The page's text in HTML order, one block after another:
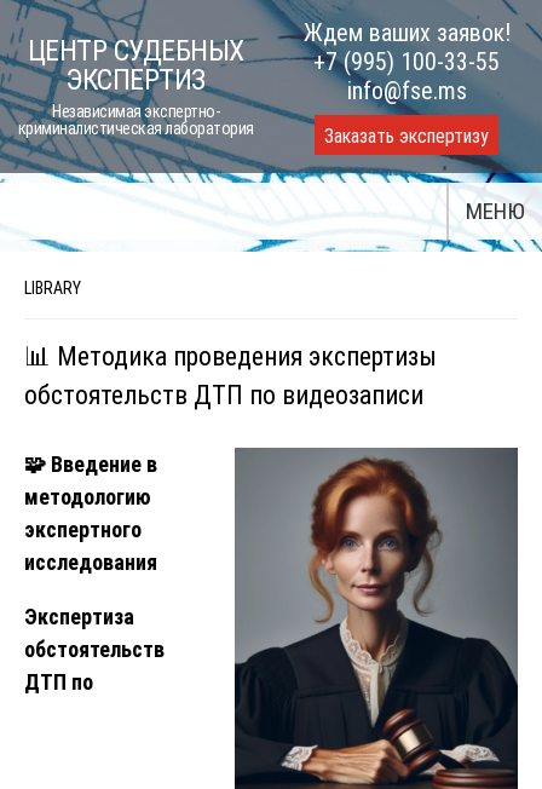
Skip
to
content
ЦЕНТР СУДЕБНЫХ
ЭКСПЕРТИЗ
Независимая экспертно-
криминалистическая лаборатория
Ждем ваших заявок!
+7 (995) 100-33-55
info@fse.ms
Заказать экспертизу
МЕНЮ
LIBRARY
📊 Методика проведения экспертизы
обстоятельств ДТП по видеозаписи
🧩 Введение в
методологию
экспертного
исследования
Экспертиза
обстоятельств
ДТП по